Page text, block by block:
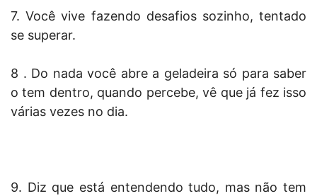
7. Você vive fazendo desafios sozinho, tentado
se superar.
8 . Do nada você abre a geladeira só para saber
o tem dentro, quando percebe, vê que já fez isso
várias vezes no dia.
9. Diz que está entendendo tudo, mas não tem